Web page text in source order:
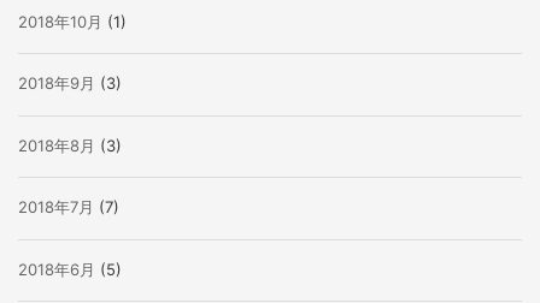
2018年10月 (1)
2018年9月 (3)
2018年8月 (3)
2018年7月 (7)
2018年6月 (5)